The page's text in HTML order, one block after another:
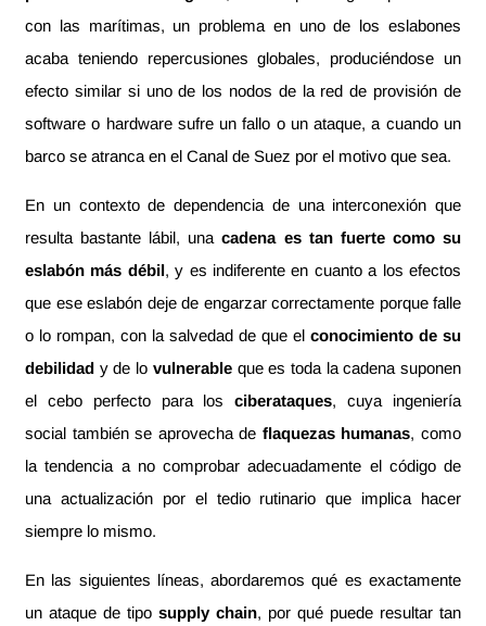
con las marítimas, un problema en uno de los eslabones
acaba teniendo repercusiones globales, produciéndose un
efecto similar si uno de los nodos de la red de provisión de
software o hardware sufre un fallo o un ataque, a cuando un
barco se atranca en el Canal de Suez por el motivo que sea.
En un contexto de dependencia de una interconexión que
resulta bastante lábil, unacadena es tan fuerte como su
eslabón más débil, y es indiferente en cuanto a los efectos
que ese eslabón deje de engarzar correctamente porque falle
o lo rompan, con la salvedad de que el conocimiento de su
debilidad y de lo vulnerable que es toda la cadena suponen
el cebo perfecto para losciberataques, cuya ingeniería
social también se aprovecha de flaquezas humanas, como
la tendencia a no comprobar adecuadamente el código de
una actualización por el tedio rutinario que implica hacer
siempre lo mismo.
En las siguientes líneas, abordaremos qué es exactamente
un ataque de tipo supply chain, por qué puede resultar tan